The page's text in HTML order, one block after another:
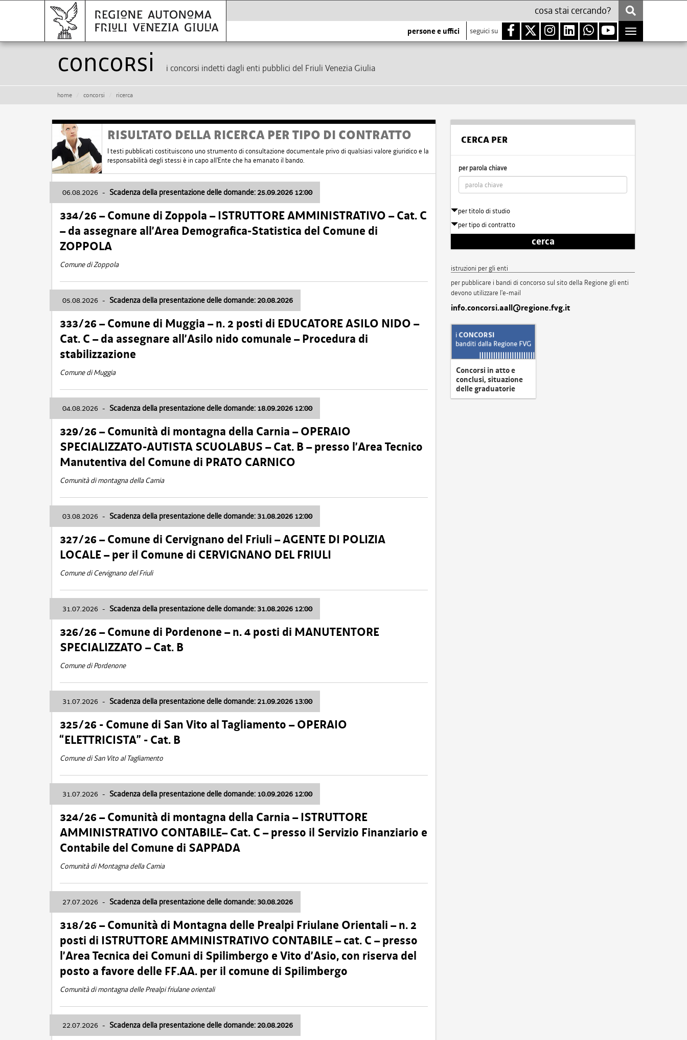
persone e uffici seguici su
Toggle
navigation
Concorsi i concorsi indetti dagli enti pubblici del Friuli Venezia Giulia
home concorsi ricerca
RISULTATO DELLA RICERCA PER TIPO DI CONTRATTO
I testi pubblicati costituiscono uno strumento di consultazione documentale privo di qualsiasi valore giuridico e la
responsabilità degli stessi è in capo all'Ente che ha emanato il bando.
06.08.2026 - Scadenza della presentazione delle domande: 25.09.2026 12:00
334/26 – Comune di Zoppola – ISTRUTTORE AMMINISTRATIVO – Cat. C
– da assegnare all’Area Demografica-Statistica del Comune di
ZOPPOLA
Comune di Zoppola
05.08.2026 - Scadenza della presentazione delle domande: 20.08.2026
333/26 – Comune di Muggia – n. 2 posti di EDUCATORE ASILO NIDO –
Cat. C – da assegnare all’Asilo nido comunale – Procedura di
stabilizzazione
Comune di Muggia
04.08.2026 - Scadenza della presentazione delle domande: 18.09.2026 12:00
329/26 – Comunità di montagna della Carnia – OPERAIO
SPECIALIZZATO-AUTISTA SCUOLABUS – Cat. B – presso l’Area Tecnico
Manutentiva del Comune di PRATO CARNICO
Comunità di montagna della Carnia
03.08.2026 - Scadenza della presentazione delle domande: 31.08.2026 12:00
327/26 – Comune di Cervignano del Friuli – AGENTE DI POLIZIA
LOCALE – per il Comune di CERVIGNANO DEL FRIULI
Comune di Cervignano del Friuli
31.07.2026 - Scadenza della presentazione delle domande: 31.08.2026 12:00
326/26 – Comune di Pordenone – n. 4 posti di MANUTENTORE
SPECIALIZZATO – Cat. B
Comune di Pordenone
31.07.2026 - Scadenza della presentazione delle domande: 21.09.2026 13:00
325/26 - Comune di San Vito al Tagliamento – OPERAIO
“ELETTRICISTA” - Cat. B
Comune di San Vito al Tagliamento
31.07.2026 - Scadenza della presentazione delle domande: 10.09.2026 12:00
324/26 – Comunità di montagna della Carnia – ISTRUTTORE
AMMINISTRATIVO CONTABILE– Cat. C – presso il Servizio Finanziario e
Contabile del Comune di SAPPADA
Comunità di Montagna della Carnia
27.07.2026 - Scadenza della presentazione delle domande: 30.08.2026
318/26 – Comunità di Montagna delle Prealpi Friulane Orientali – n. 2
posti di ISTRUTTORE AMMINISTRATIVO CONTABILE – cat. C – presso
l’Area Tecnica dei Comuni di Spilimbergo e Vito d’Asio, con riserva del
posto a favore delle FF.AA. per il comune di Spilimbergo
Comunità di montagna delle Prealpi friulane orientali
22.07.2026 - Scadenza della presentazione delle domande: 20.08.2026
CERCA PER
per parola chiave
per titolo di studio
per tipo di contratto
cerca
istruzioni per gli enti
per pubblicare i bandi di concorso sul sito della Regione gli enti
devono utilizzare l'e-mail
info.concorsi.aall@regione.fvg.it
Concorsi in atto e
conclusi, situazione
delle graduatorie